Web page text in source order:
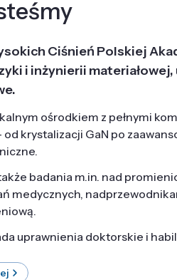
Ciśnień Polskiej
i inżynierii
ośrodkiem z pełnymi
od krystalizacji GaN po
badania m.in. nad
medycznych,
uprawnienia doktorskie i